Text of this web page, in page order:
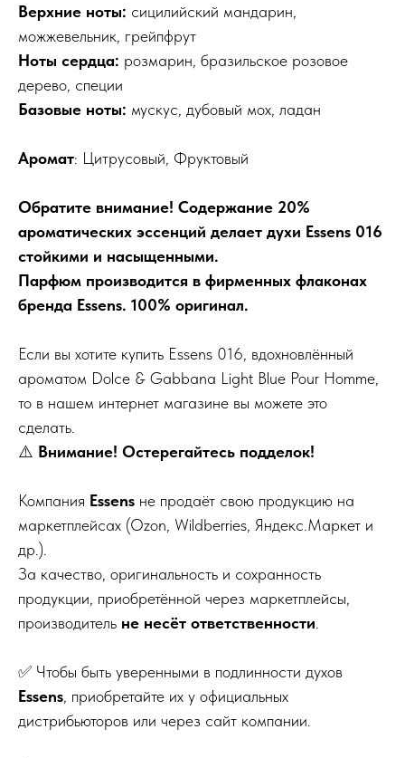
Верхние ноты: сицилийский мандарин,
можжевельник, грейпфрут
Ноты сердца: розмарин, бразильское розовое
дерево, специи
Базовые ноты: мускус, дубовый мох, ладан
Аромат: Цитрусовый, Фруктовый
Обратите внимание! Содержание 20%
ароматических эссенций делает духи Essens 016
стойкими и насыщенными.
Парфюм производится в фирменных флаконах
бренда Essens. 100% оригинал.
Если вы хотите купить Essens 016, вдохновлённый
ароматом Dolce & Gabbana Light Blue Pour Homme,
то в нашем интернет магазине вы можете это
сделать.
⚠️ Внимание! Остерегайтесь подделок!
Компания Essens не продаёт свою продукцию на
маркетплейсах (Ozon, Wildberries, Яндекс.Маркет и
др.).
За качество, оригинальность и сохранность
продукции, приобретённой через маркетплейсы,
производитель не несёт ответственности
✅ Чтобы быть уверенными в подлинности духов
Essens, приобретайте их у официальных
дистрибьюторов или через сайт компании.